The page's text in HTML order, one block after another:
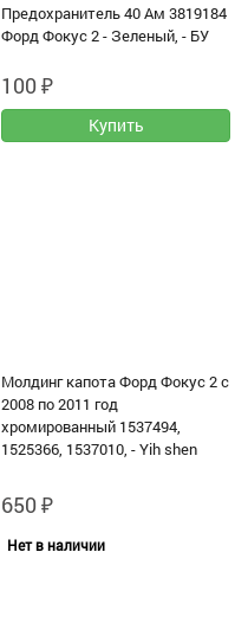
Предохранитель 40 Aм 3819184
Форд Фокус 2 - Зеленый, - БУ
100₽
Молдинг капота Форд Фокус 2 с
2008 по 2011 год
хромированный 1537494,
1525366, 1537010, - Yih shen
650₽
Нет в наличии